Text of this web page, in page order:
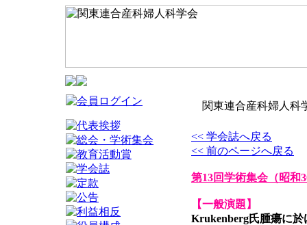
関東連合産科婦人科
<< 学会誌へ戻る
<< 前のページへ戻る
第13回学術集会（昭和
【一般演題】
Krukenberg氏腫瘍に